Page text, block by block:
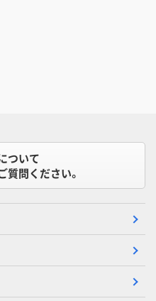
ついて
質問ください。